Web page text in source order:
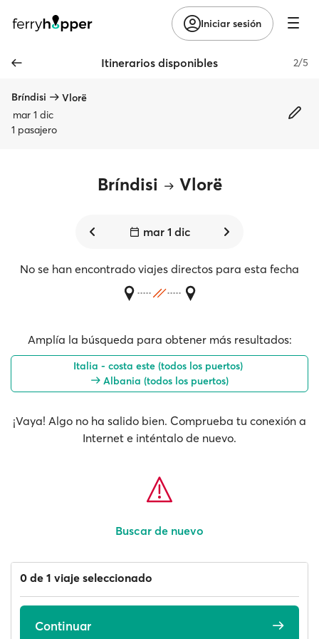
Iniciar sesión
Itinerarios disponibles 2/5
Bríndisi
Vlorë
mar 1 dic
1 pasajero
Bríndisi Vlorë
mar 1 dic
No se han encontrado viajes directos para esta fecha
Amplía la búsqueda para obtener más resultados:
Italia - costa este (todos los puertos)
Albania (todos los puertos)
¡Vaya! Algo no ha salido bien. Comprueba tu conexión a
Internet e inténtalo de nuevo.
Buscar de nuevo
0 de 1 viaje seleccionado
Continuar